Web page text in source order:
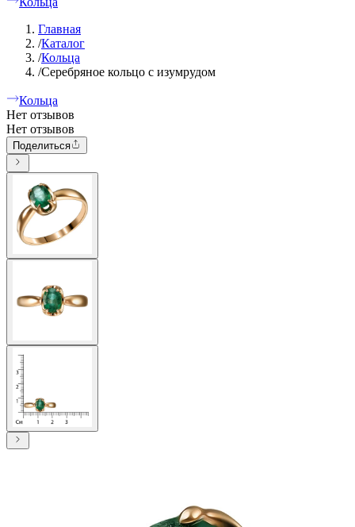
Главная
/Каталог
/Кольца
/Серебряное кольцо с изумрудом
Кольца
Нет отзывов
Нет отзывов
Поделиться